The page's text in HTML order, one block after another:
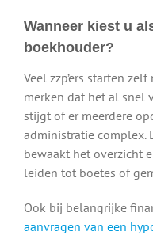
Wanneer kiest u
boekhouder?
Veel zzp’ers starten
merken dat het al snel
stijgt of er meerdere
administratie complex.
bewaakt het overzicht
leiden tot boetes of
Ook bij belangrijke
aanvragen van een